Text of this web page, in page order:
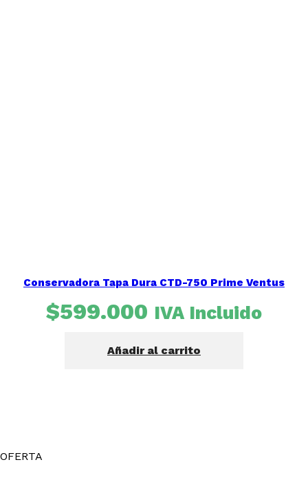
Conservadora Tapa Dura CTD-750 Prime Ventus
$599.000 IVA Incluido
Añadir al carrito
OFERTA